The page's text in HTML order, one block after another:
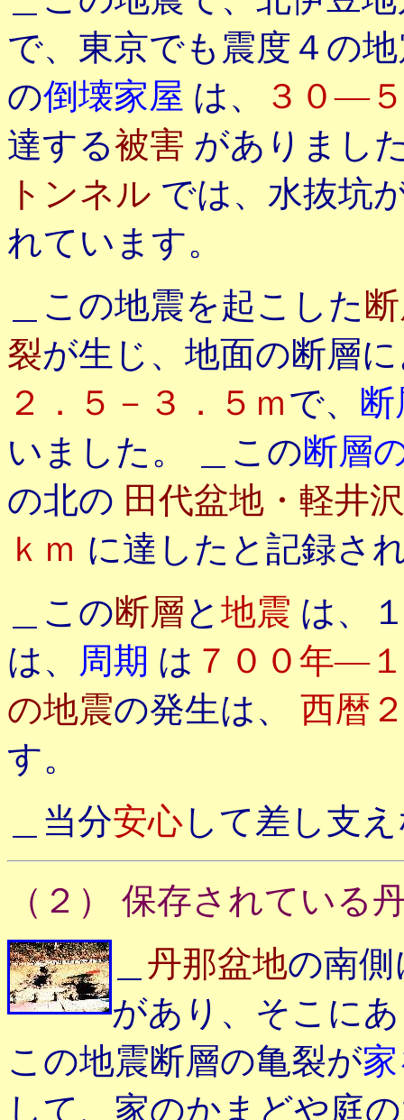
で、東京でも震度４の
の倒壊家屋 は、
３０―
達する被害 がありまし
トンネル では、水抜坑
れています。
＿この地震を起こした
裂が生じ、地面の断層
２．５－３．５ｍで、
いました。 ＿この断層
の北の 田代盆地・軽井沢
ｋｍ に達したと記録さ
＿この断層と 地震 は、
は、 周期 は ７００年―
の地震の発生は、 西暦
す。
＿当分安心して差し支
（２） 保存されている
丹那盆地の南
があり、そこに
この地震断層の亀裂が
して、家のかまどや庭